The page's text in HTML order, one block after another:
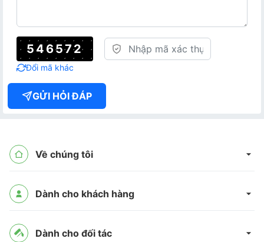
546572
Đổi mã khác
GỬI HỎI ĐÁP
Về chúng tôi
Dành cho khách hàng
Dành cho đối tác